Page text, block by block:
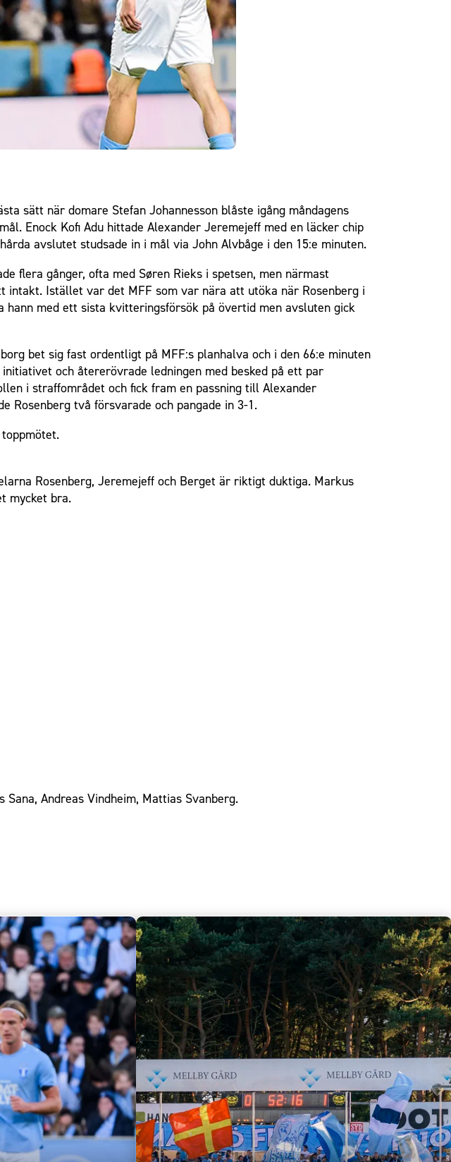
sätt när domare Stefan Johannesson blåste igång måndagens
Enock Kofi Adu hittade Alexander Jeremejeff med en läcker chip
avslutet studsade in i mål via John Alvbåge i den 15:e minuten.
flera gånger, ofta med Søren Rieks i spetsen, men närmast
Istället var det MFF som var nära att utöka när Rosenberg i
med ett sista kvitteringsförsök på övertid men avsluten gick
bet sig fast ordentligt på MFF:s planhalva och i den 66:e minuten
och återerövrade ledningen med besked på ett par
i straffområdet och fick fram en passning till Alexander
Rosenberg två försvarade och pangade in 3-1.
Rosenberg, Jeremejeff och Berget är riktigt duktiga. Markus
mycket bra.
Andreas Vindheim, Mattias Svanberg.